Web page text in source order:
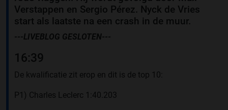
Verstappen en Sergio Pérez. Nyck de Vries
start als laatste na een crash in de muur.
---LIVEBLOG GESLOTEN---
16:39
De kwalificatie zit erop en dit is de top 10:
P1) Charles Leclerc 1:40.203